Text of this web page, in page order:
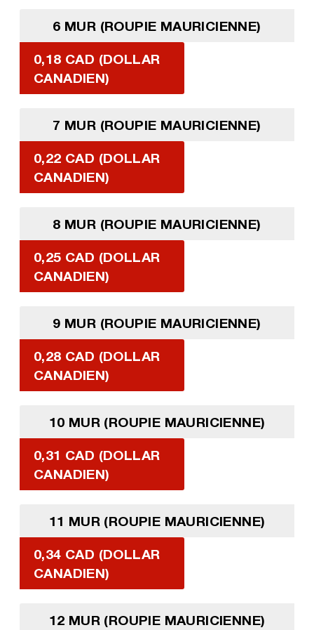
6 MUR (ROUPIE MAURICIENNE)
0,18 CAD (DOLLAR
CANADIEN)
7 MUR (ROUPIE MAURICIENNE)
0,22 CAD (DOLLAR
CANADIEN)
8 MUR (ROUPIE MAURICIENNE)
0,25 CAD (DOLLAR
CANADIEN)
9 MUR (ROUPIE MAURICIENNE)
0,28 CAD (DOLLAR
CANADIEN)
10 MUR (ROUPIE MAURICIENNE)
0,31 CAD (DOLLAR
CANADIEN)
11 MUR (ROUPIE MAURICIENNE)
0,34 CAD (DOLLAR
CANADIEN)
12 MUR (ROUPIE MAURICIENNE)